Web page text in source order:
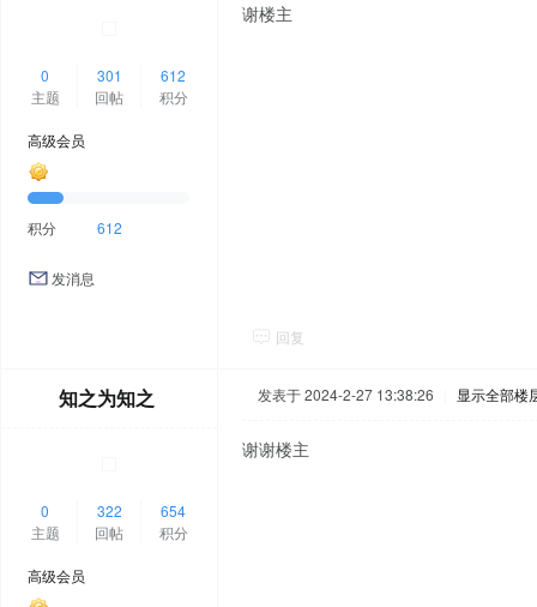
0
主题
301
回帖
612
积分
高级会员
积分 612
发消息
谢楼主
回复
知之为知之
0
主题
322
回帖
654
积分
高级会员
发表于 2024-2-27 13:38:26 显示全部楼
谢谢楼主